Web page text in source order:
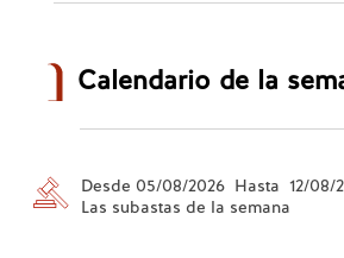
Calendario de la
Desde 05/08/2026 Hasta 12/08/
Las subastas de la semana